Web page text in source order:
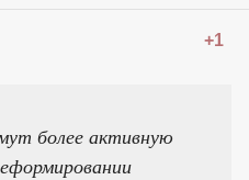
+1
более активную